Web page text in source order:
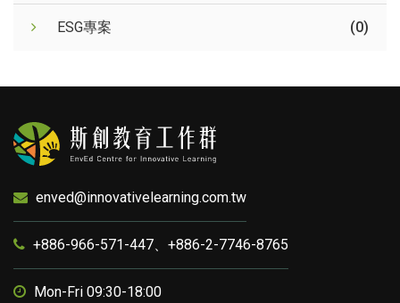
ESG專案 (0)
enved@innovativelearning.com.tw
+886-966-571-447、+886-2-7746-8765
Mon-Fri 09:30-18:00